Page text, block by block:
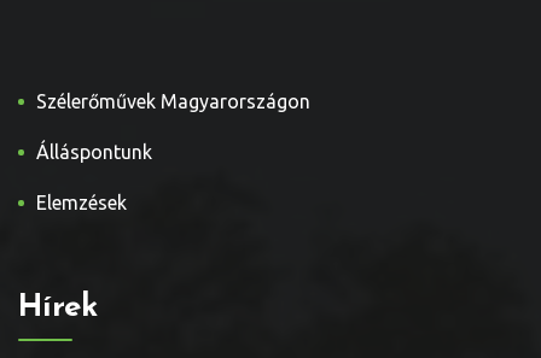
Szélerőművek Magyarországon
Álláspontunk
Elemzések
Hírek